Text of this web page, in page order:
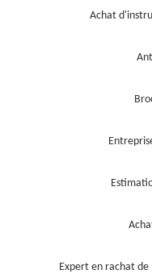
Achat
Expert en rachat de